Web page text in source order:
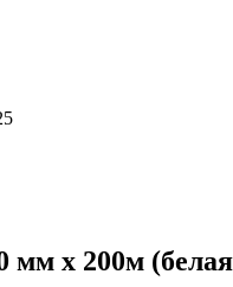
мм х 200м